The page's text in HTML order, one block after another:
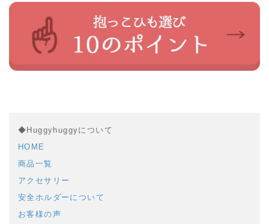
◆Huggyhuggyについて
HOME
商品一覧
アクセサリー
安全ホルダーについて
お客様の声